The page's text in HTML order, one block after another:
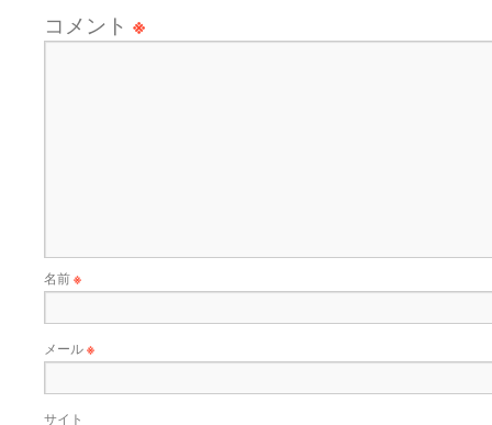
コメント ※
名前※
メール※
サイト